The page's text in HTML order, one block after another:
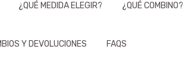
¿QUÉ MEDIDA ELEGIR? ¿QUÉ COMBINO?
Y DEVOLUCIONES FAQS